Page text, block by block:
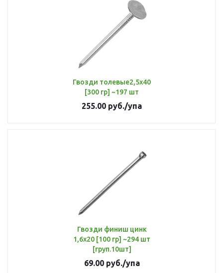
Гвозди толевые2,5х40
[300 гр] ~197 шт
255.00 руб./упа
Гвозди финиш цинк
1,6х20 [100 гр] ~294 шт
[груп.10шт]
69.00руб./упа